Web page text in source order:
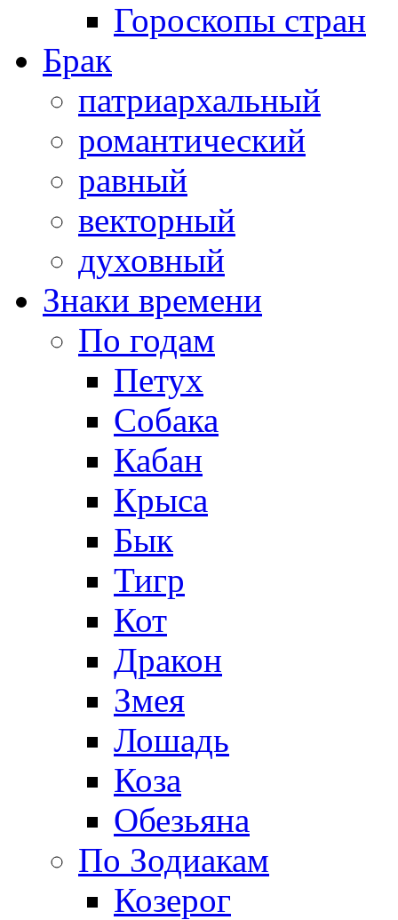
Гороскопы стран
Брак
патриархальный
романтический
равный
векторный
духовный
Знаки времени
По годам
Петух
Собака
Кабан
Крыса
Бык
Тигр
Кот
Дракон
Змея
Лошадь
Коза
Обезьяна
По Зодиакам
Козерог